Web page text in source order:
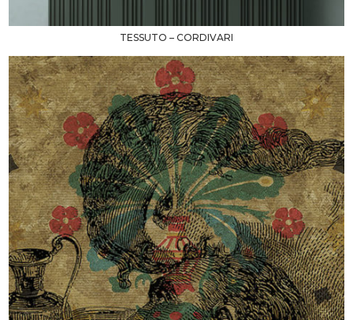
TESSUTO – CORDIVARI